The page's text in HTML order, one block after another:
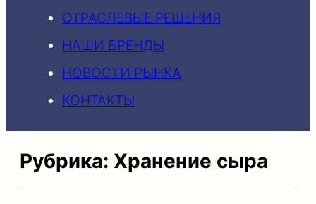
ОТРАСЛЕВЫЕ РЕШЕНИЯ
НАШИ БРЕНДЫ
НОВОСТИ РЫНКА
КОНТАКТЫ
Рубрика: Хранение сыра